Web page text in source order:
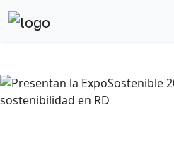
Anterior